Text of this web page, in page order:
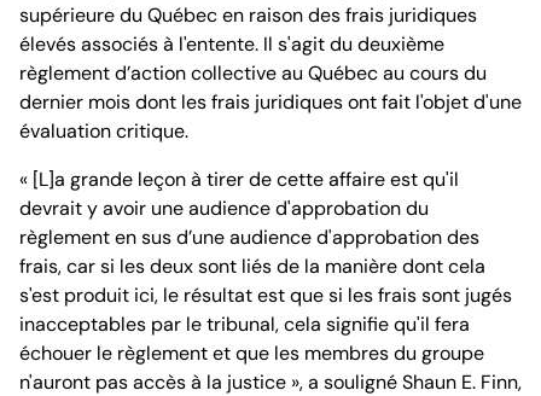
supérieure du Québec en raison des frais juridiques
élevés associés à l'entente. Il s'agit du deuxième
règlement d’action collective au Québec au cours du
dernier mois dont les frais juridiques ont fait l'objet d'une
évaluation critique.
« [L]a grande leçon à tirer de cette affaire est qu'il
devrait y avoir une audience d'approbation du
règlement en sus d’une audience d'approbation des
frais, car si les deux sont liés de la manière dont cela
s'est produit ici, le résultat est que si les frais sont jugés
inacceptables par le tribunal, cela signifie qu'il fera
échouer le règlement et que les membres du groupe
n'auront pas accès à la justice », a souligné Shaun E. Finn,